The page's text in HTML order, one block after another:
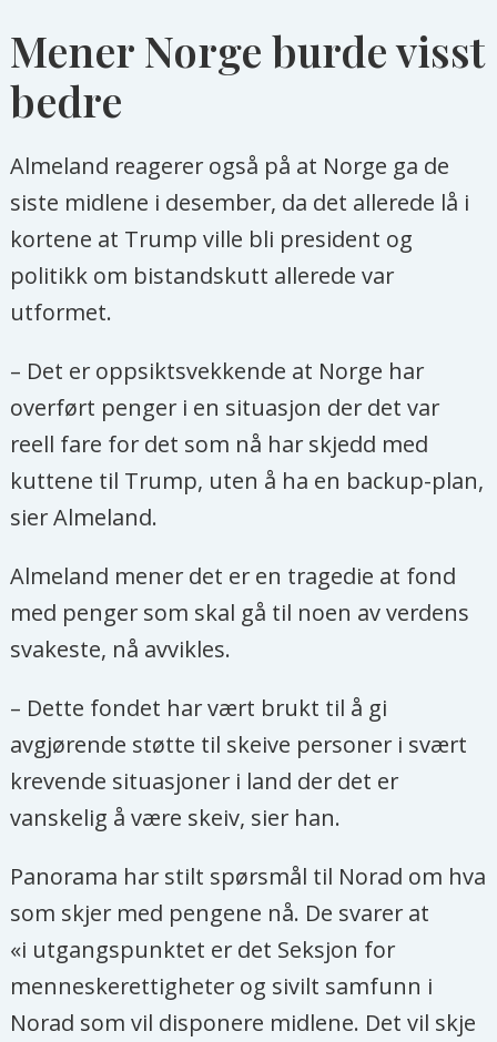
Mener Norge burde visst
bedre
Almeland reagerer også på at Norge ga de
siste midlene i desember, da det allerede lå i
kortene at Trump ville bli president og
politikk om bistandskutt allerede var
utformet.
– Det er oppsiktsvekkende at Norge har
overført penger i en situasjon der det var
reell fare for det som nå har skjedd med
kuttene til Trump, uten å ha en backup-plan,
sier Almeland.
Almeland mener det er en tragedie at fond
med penger som skal gå til noen av verdens
svakeste, nå avvikles.
– Dette fondet har vært brukt til å gi
avgjørende støtte til skeive personer i svært
krevende situasjoner i land der det er
vanskelig å være skeiv, sier han.
Panorama har stilt spørsmål til Norad om hva
som skjer med pengene nå. De svarer at
«i utgangspunktet er det Seksjon for
menneskerettigheter og sivilt samfunn i
Norad som vil disponere midlene. Det vil skje